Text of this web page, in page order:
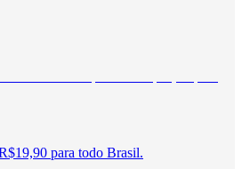
para todo Brasil.